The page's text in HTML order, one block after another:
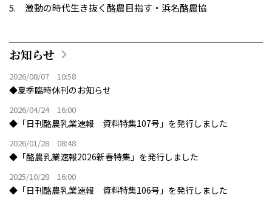
激動の時代生き抜く酪農目指す・浜名酪農協
お知らせ
2026/08/07 10:58
◆夏季臨時休刊のお知らせ
2026/04/24 16:00
◆「日刊酪農乳業速報 資料特集107号」を発行しました
2026/01/28 08:48
◆「酪農乳業速報2026新春特集」を発行しました
2025/10/28 16:00
◆「日刊酪農乳業速報 資料特集106号」を発行しました